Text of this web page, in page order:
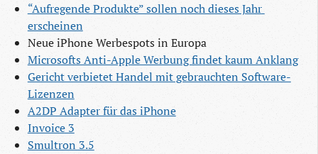
“Aufregende Produkte” sollen noch dieses Jahr
erscheinen
Neue iPhone Werbespots in Europa
Microsofts Anti-Apple Werbung findet kaum Anklang
Gericht verbietet Handel mit gebrauchten Software-
Lizenzen
A2DP Adapter für das iPhone
Invoice 3
Smultron 3.5